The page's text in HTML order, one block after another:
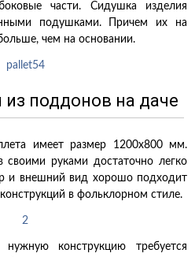
части. Сидушка изделия
подушками. Причем их на
чем на основании.
поддонов на даче
имеет размер 1200х800 мм.
своими руками достаточно легко
и внешний вид хорошо подходит
в фольклорном стиле.
конструкцию требуется